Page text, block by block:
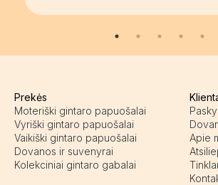
Prekės
Moteriški gintaro papuošalai
Vyriški gintaro papuošalai
Vaikiški gintaro papuošalai
Dovanos ir suvenyrai
Kolekciniai gintaro gabalai
Apie